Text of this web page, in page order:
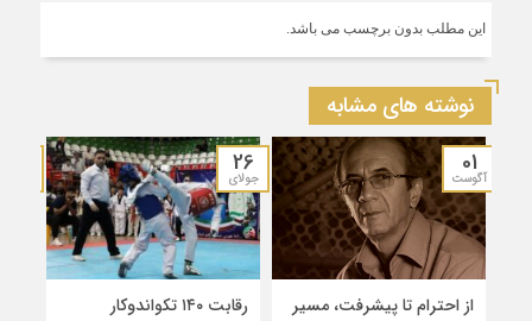
این مطلب بدون برچسب می باشد.
نوشته های مشابه
01
آگوست
از احترام تا پیشرفت، مسیر
26
جولای
رقابت ۱۴۰ تکواندوکار